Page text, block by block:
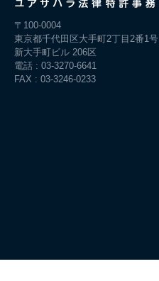
〒100-0004
東京都千代田区大手町2丁目2番1号
新大手町ビル 206区
電話 : 03-3270-6641
FAX : 03-3246-0233